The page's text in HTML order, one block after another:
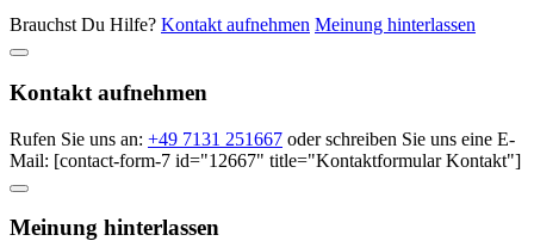
Brauchst Du Hilfe? Kontakt aufnehmen Meinung hinterlassen
Kontakt aufnehmen
Rufen Sie uns an: +49 7131 251667 oder schreiben Sie uns eine E-
Mail: [contact-form-7 id="12667" title="Kontaktformular Kontakt"]
Meinung hinterlassen